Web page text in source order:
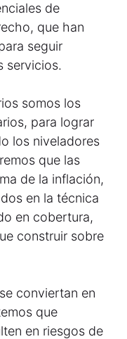
de
que han
seguir
servicios.
somos los
para lograr
los niveladores
que las
de la inflación,
en la técnica
en cobertura,
construir sobre
conviertan en
que
en riesgos de